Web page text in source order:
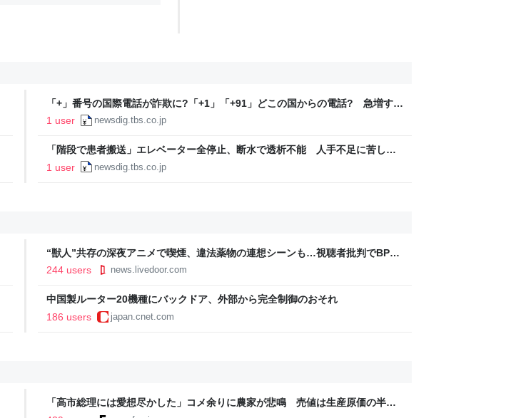
「+」番号の国際電話が詐欺に?「+1」「+91」どこの国からの電話? 急増する
特殊詐欺、怪しい国際電話を防ぐ対策は【解説】 | TBS NEWS DIG
1 user newsdig.tbs.co.jp
「階段で患者搬送」エレベーター全停止、断水で透析不能 人手不足に苦し
む”地域医療の砦” 被災者は片付けに追われる | TBS NEWS DIG
1 user newsdig.tbs.co.jp
“獣人”共存の深夜アニメで喫煙、違法薬物の連想シーンも…視聴者批判でBPO
議論「紛らわしいことは放送しないほうが」 - ライブドアニュース
244 users news.livedoor.com
中国製ルーター20機種にバックドア、外部から完全制御のおそれ
186 users
japan.cnet.com
「高市総理には愛想尽かした」コメ余りに農家が悲鳴 売値は生産原価の半分